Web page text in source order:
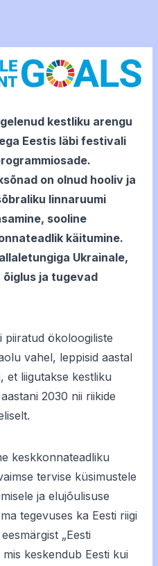
kestliku arengu
Eestis läbi festivali
on olnud hooliv ja
linnaruumi
sooline
käitumine.
Ukrainale,
õiglus ja tugevad
piiratud ökoloogiliste
vahel, leppisid aastal
et liigutakse kestliku
2030 nii riikide
keskkonnateadliku
tervise küsimustele
ja elujõulisuse
tegevuses ka Eesti riigi
„Eesti
keskendub Eesti kui